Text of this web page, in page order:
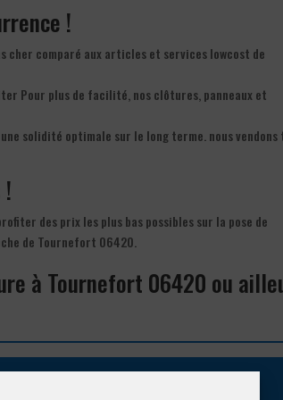
!
cher comparé aux articles et services lowcost de
Pour plus de facilité, nos clôtures, panneaux et
solidité optimale sur le long terme. nous vendons
!
des prix les plus bas possibles sur la pose de
de Tournefort 06420.
à Tournefort 06420 ou